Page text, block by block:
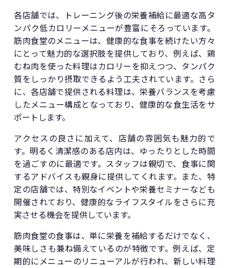
各店舗では、トレーニング後の栄養補給に最適な高タ
ンパク低カロリーメニューが豊富にそろっています。
筋肉食堂のメニューは、健康的な食事を続けたい方々
にとって魅力的な選択肢を提供しており、例えば、鶏
むね肉を使った料理はカロリーを抑えつつ、タンパク
質をしっかり摂取できるよう工夫されています。さら
に、各店舗で提供される料理は、栄養バランスを考慮
したメニュー構成となっており、健康的な食生活をサ
ポートします。
アクセスの良さに加えて、店舗の雰囲気も魅力的で
す。明るく清潔感のある店内は、ゆったりとした時間
を過ごすのに最適です。スタッフは親切で、食事に関
するアドバイスも親身に提供してくれます。また、特
定の店舗では、特別なイベントや栄養セミナーなども
開催されており、健康的なライフスタイルをさらに充
実させる機会を提供しています。
筋肉食堂の食事は、単に栄養を補給するだけでなく、
美味しさも兼ね備えているのが特徴です。例えば、定
期的にメニューのリニューアルが行われ、新しい料理